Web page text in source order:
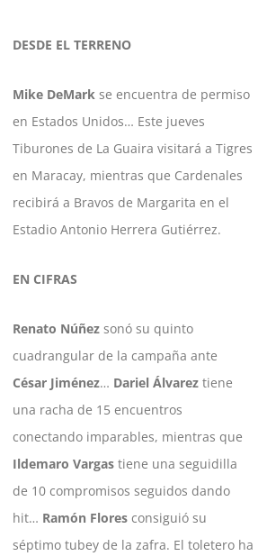
DESDE EL TERRENO
Mike DeMark se encuentra de permiso
en Estados Unidos… Este jueves
Tiburones de La Guaira visitará a Tigres
en Maracay, mientras que Cardenales
recibirá a Bravos de Margarita en el
Estadio Antonio Herrera Gutiérrez.
EN CIFRAS
Renato Núñez sonó su quinto
cuadrangular de la campaña ante
César Jiménez… Dariel Álvarez tiene
una racha de 15 encuentros
conectando imparables, mientras que
Ildemaro Vargas tiene una seguidilla
de 10 compromisos seguidos dando
hit… Ramón Flores consiguió su
séptimo tubey de la zafra. El toletero ha